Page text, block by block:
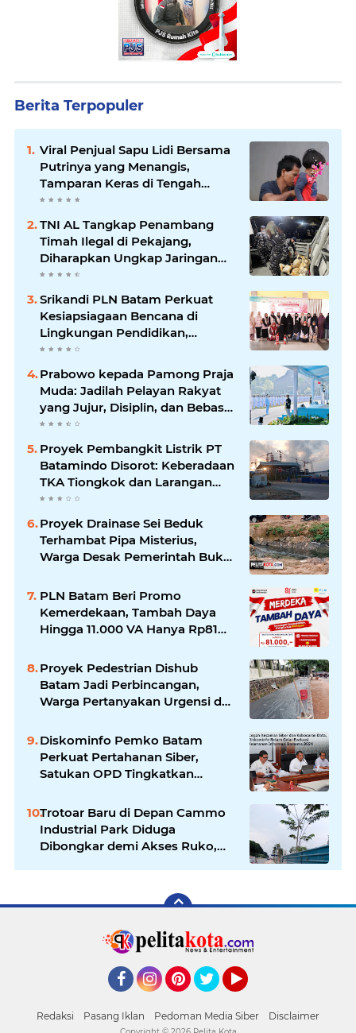
Berita Terpopuler
Viral Penjual Sapu Lidi Bersama
Putrinya yang Menangis,
Tamparan Keras di Tengah
Maraknya Korupsi
TNI AL Tangkap Penambang
Timah Ilegal di Pekajang,
Diharapkan Ungkap Jaringan
hingga Dalang Utama
Srikandi PLN Batam Perkuat
Kesiapsiagaan Bencana di
Lingkungan Pendidikan,
Serahkan APAR dan Rambu K3
Prabowo kepada Pamong Praja
Muda: Jadilah Pelayan Rakyat
yang Jujur, Disiplin, dan Bebas
Korupsi
Proyek Pembangkit Listrik PT
Batamindo Disorot: Keberadaan
TKA Tiongkok dan Larangan
Liputan Wartawan Jadi
Perhatian
Proyek Drainase Sei Beduk
Terhambat Pipa Misterius,
Warga Desak Pemerintah Buka
PLN Batam Beri Promo
Kemerdekaan, Tambah Daya
Hingga 11.000 VA Hanya Rp81
Proyek Pedestrian Dishub
Batam Jadi Perbincangan,
Warga Pertanyakan Urgensi dan
Diskominfo Pemko Batam
Perkuat Pertahanan Siber,
Satukan OPD Tingkatkan
Pemerintah
Trotoar Baru di Depan Cammo
Industrial Park Diduga
Dibongkar demi Akses Ruko,
Redaksi Pasang Iklan Pedoman Media Siber Disclaimer